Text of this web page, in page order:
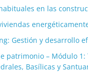
en las
Gestión y desarrollo
patrimonio – Módulo 1:
Basílicas y